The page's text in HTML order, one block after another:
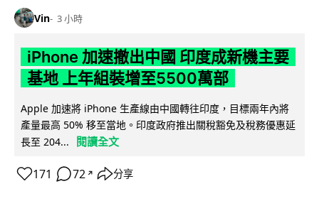
Vin 3 小時
iPhone 加速撤出中國 印度成新機主要
基地 上年組裝增至5500萬部
Apple 加速將 iPhone 生產線由中國轉往印度，目標兩年內將
產量最高 50% 移至當地。印度政府推出關稅豁免及稅務優惠延
長至 204...
閱讀全文
171 72 ↗ 分享